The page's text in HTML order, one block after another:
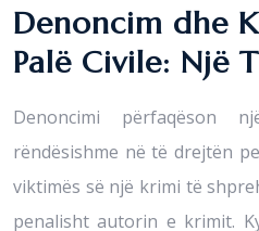
Denoncim dhe
Palë Civile: Një
Denoncimi
rëndësishme në të drejtën
viktimës së një krimi të
penalisht autorin e krimit.